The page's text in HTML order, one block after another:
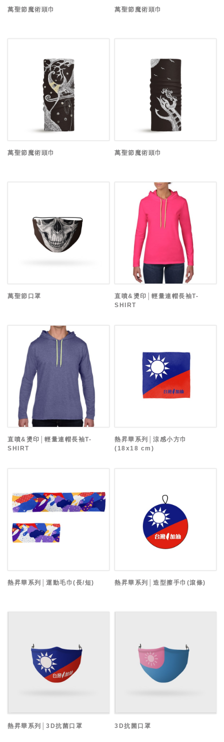
萬聖節魔術頭巾 萬聖節魔術頭巾
萬聖節魔術頭巾 萬聖節魔術頭巾
萬聖節口罩
直噴&燙印│輕量連帽長袖T-
SHIRT
直噴&燙印│輕量連帽長袖T-
SHIRT
熱昇華系列│涼感小方巾
(18x18 cm)
熱昇華系列│運動毛巾(長/短) 熱昇華系列│造型擦手巾(滾條)
熱昇華系列│3D抗菌口罩 3D抗菌口罩